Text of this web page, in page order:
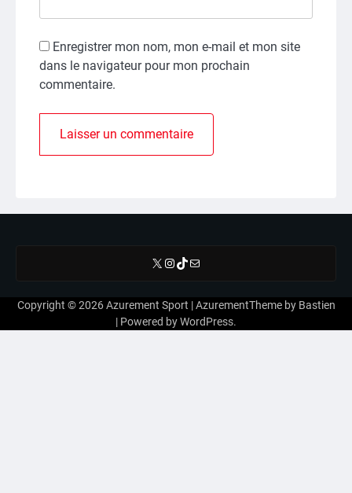
Enregistrer mon nom, mon e-mail et mon site
dans le navigateur pour mon prochain
commentaire.
X Instagram
TikTok
E-mail
Copyright © 2026Azurement Sport | AzurementTheme by Bastien
| Powered byWordPress.